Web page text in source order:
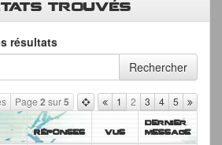
trouvés
résultats
Page 2sur5 1 2 3 4 5
Réponses Vus
Dernier
message